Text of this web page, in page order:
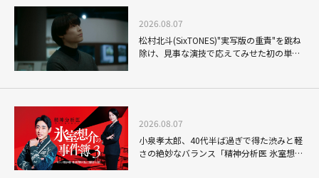
2026.08.07
松村北斗(SixTONES)"実写版の重責"を跳ね
除け、見事な演技で応えてみせた初の単独
2026.08.07
小泉孝太郎、40代半ば過ぎで得た渋みと軽
さの絶妙なバランス「精神分析医 氷室想介